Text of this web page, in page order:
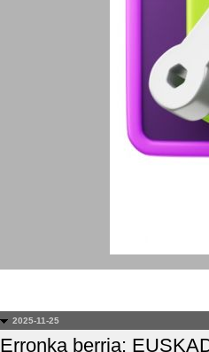
2025-11-25
Erronka berria: